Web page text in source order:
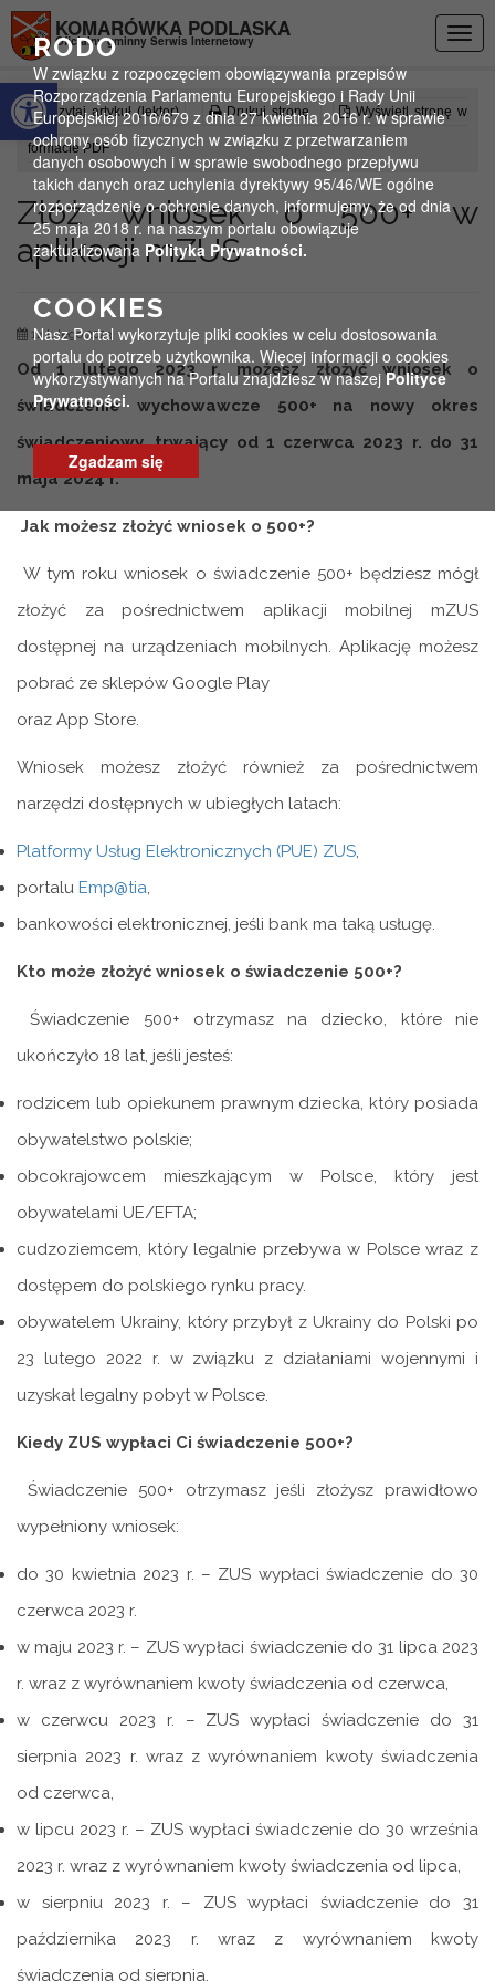
Otwórz pasek narzędzi
KOMARÓWKA PODLASKA
Oficjalny gminny Serwis Internetowy
Czytaj artykuł (lektor) Drukuj stronę Wyświetl stronę w
formacie PDF
Złóż wniosek o 500+ w
aplikacji mZUS
14 lutego 2023
Od 1 lutego 2023 r. możesz złożyć wniosek o
świadczenie wychowawcze 500+ na nowy okres
świadczeniowy, trwający od 1 czerwca 2023 r. do 31
maja 2024 r.
Jak możesz złożyć wniosek o 500+?
W tym roku wniosek o świadczenie 500+ będziesz mógł
złożyć za pośrednictwem aplikacji mobilnej mZUS
dostępnej na urządzeniach mobilnych. Aplikację możesz
pobrać ze sklepów Google Play
oraz App Store.
Wniosek możesz złożyć również za pośrednictwem
narzędzi dostępnych w ubiegłych latach:
Platformy Usług Elektronicznych (PUE) ZUS,
portalu Emp@tia,
bankowości elektronicznej, jeśli bank ma taką usługę.
Kto może złożyć wniosek o świadczenie 500+?
Świadczenie 500+ otrzymasz na dziecko, które nie
ukończyło 18 lat, jeśli jesteś:
rodzicem lub opiekunem prawnym dziecka, który posiada
obywatelstwo polskie;
obcokrajowcem mieszkającym w Polsce, który jest
obywatelami UE/EFTA;
cudzoziemcem, który legalnie przebywa w Polsce wraz z
dostępem do polskiego rynku pracy.
obywatelem Ukrainy, który przybył z Ukrainy do Polski po
23 lutego 2022 r. w związku z działaniami wojennymi i
uzyskał legalny pobyt w Polsce.
Kiedy ZUS wypłaci Ci świadczenie 500+?
Świadczenie 500+ otrzymasz jeśli złożysz prawidłowo
wypełniony wniosek:
do 30 kwietnia 2023 r. – ZUS wypłaci świadczenie do 30
czerwca 2023 r.
w maju 2023 r. – ZUS wypłaci świadczenie do 31 lipca 2023
r. wraz z wyrównaniem kwoty świadczenia od czerwca,
w czerwcu 2023 r. – ZUS wypłaci świadczenie do 31
sierpnia 2023 r. wraz z wyrównaniem kwoty świadczenia
od czerwca,
w lipcu 2023 r. – ZUS wypłaci świadczenie do 30 września
2023 r. wraz z wyrównaniem kwoty świadczenia od lipca,
w sierpniu 2023 r. – ZUS wypłaci świadczenie do 31
października 2023 r. wraz z wyrównaniem kwoty
świadczenia od sierpnia.
RODO
W związku z rozpoczęciem obowiązywania przepisów
Rozporządzenia Parlamentu Europejskiego i Rady Unii
Europejskiej 2016/679 z dnia 27 kwietnia 2016 r. w sprawie
ochrony osób fizycznych w związku z przetwarzaniem
danych osobowych i w sprawie swobodnego przepływu
takich danych oraz uchylenia dyrektywy 95/46/WE ogólne
rozporządzenie o ochronie danych, informujemy, że od dnia
25 maja 2018 r. na naszym portalu obowiązuje
zaktualizowana Polityka Prywatności.
COOKIES
Nasz Portal wykorzytuje pliki cookies w celu dostosowania
portalu do potrzeb użytkownika. Więcej informacji o cookies
wykorzystywanych na Portalu znajdziesz w naszejPolityce
Prywatności.
Zgadzam się